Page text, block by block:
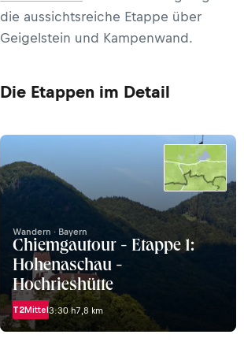
die aussichtsreiche Etappe über
Geigelstein und Kampenwand.
Die Etappen im Detail
Wandern · Bayern
Chiemgautour - Etappe 1:
Hohenaschau -
Hochrieshütte
T2Mittel3:30 h7,8 km